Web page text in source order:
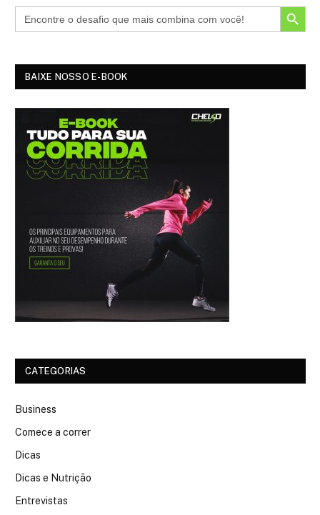
SEARCH BUTTON
BAIXE NOSSO E-BOOK
CATEGORIAS
Business
Comece a correr
Dicas
Dicas e Nutrição
Entrevistas